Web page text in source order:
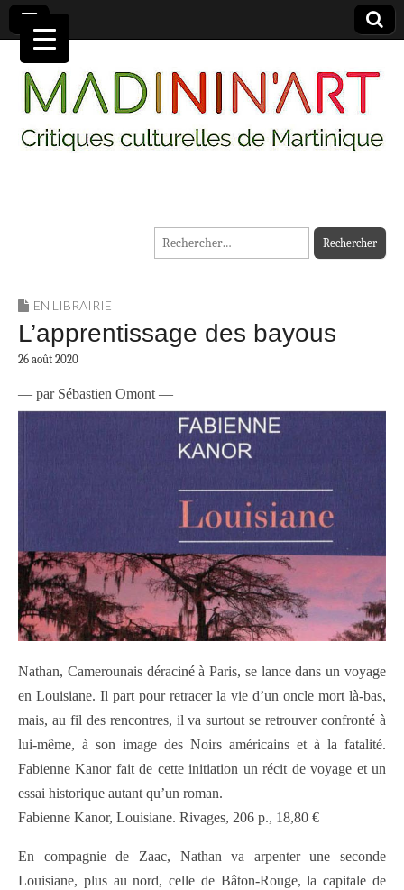
MADININ'ART
Rechercher :
EN LIBRAIRIE
L’apprentissage des bayous
26 août 2020
— par Sébastien Omont —
Nathan, Camerounais déraciné à Paris, se lance dans un voyage
en Louisiane. Il part pour retracer la vie d’un oncle mort là-bas,
mais, au fil des rencontres, il va surtout se retrouver confronté à
lui-même, à son image des Noirs américains et à la fatalité.
Fabienne Kanor fait de cette initiation un récit de voyage et un
essai historique autant qu’un roman.
Fabienne Kanor, Louisiane. Rivages, 206 p., 18,80 €
En compagnie de Zaac, Nathan va arpenter une seconde
Louisiane, plus au nord, celle de Bâton-Rouge, la capitale de